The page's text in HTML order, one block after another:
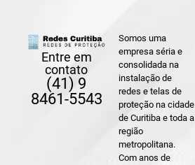
Entre em
contato
(41) 9
8461-5543
Somos uma
empresa séria e
consolidada na
instalação de
redes e telas de
proteção na cidade
de Curitiba e toda a
região
metropolitana.
Com anos de